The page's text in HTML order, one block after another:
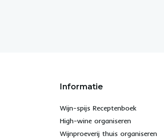
Informatie
Wijn-spijs Receptenboek
High-wine organiseren
Wijnproeverij thuis organiseren